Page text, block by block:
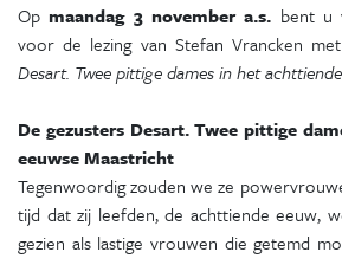
Opmaandag 3 november a.s. bent u
voor de lezing van Stefan Vrancken
Desart. Twee pittige dames in het
De gezusters Desart. Twee pittige
eeuwse Maastricht
Tegenwoordig zouden we ze
tijd dat zij leefden, de achttiende eeuw,
gezien als lastige vrouwen die getemd